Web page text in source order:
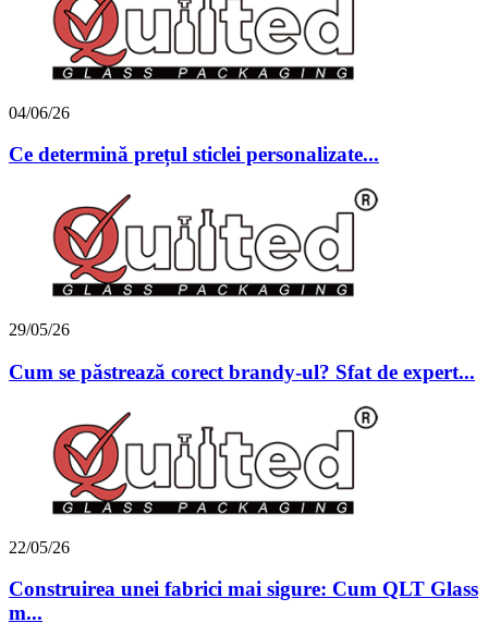
04/06/26
Ce determină prețul sticlei personalizate...
29/05/26
Cum se păstrează corect brandy-ul? Sfat de expert...
22/05/26
Construirea unei fabrici mai sigure: Cum QLT Glass
m...